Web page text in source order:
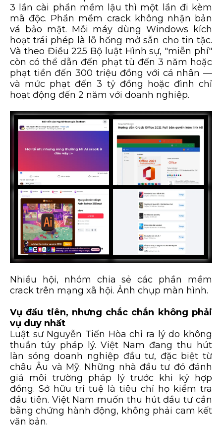
3 lần cài phần mềm lậu thì một lần đi kèm
mã độc. Phần mềm crack không nhận bản
vá bảo mật. Mỗi máy dùng Windows kích
hoạt trái phép là lỗ hổng mở sẵn cho tin tặc.
Và theo Điều 225 Bộ luật Hình sự, "miễn phí"
còn có thể dẫn đến phạt tù đến 3 năm hoặc
phạt tiền đến 300 triệu đồng với cá nhân —
và mức phạt đến 3 tỷ đồng hoặc đình chỉ
hoạt động đến 2 năm với doanh nghiệp.
Nhiều hội, nhóm chia sẻ các phần mềm
crack trên mạng xã hội. Ảnh chụp màn hình.
Vụ đầu tiên, nhưng chắc chắn không phải
vụ duy nhất
Luật sư Nguyễn Tiến Hòa chỉ ra lý do không
thuần túy pháp lý. Việt Nam đang thu hút
làn sóng doanh nghiệp đầu tư, đặc biệt từ
châu Âu và Mỹ. Những nhà đầu tư đó đánh
giá môi trường pháp lý trước khi ký hợp
đồng. Sở hữu trí tuệ là tiêu chí họ kiểm tra
đầu tiên. Việt Nam muốn thu hút đầu tư cần
bằng chứng hành động, không phải cam kết
văn bản.